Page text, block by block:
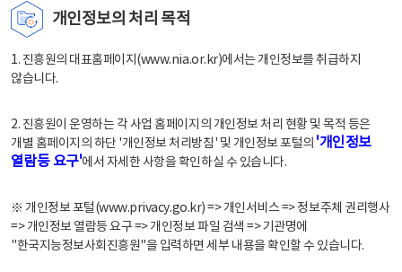
개인정보의 처리 목적
1. 진흥원의 대표홈페이지(www.nia.or.kr)에서는 개인정보를 취급하지
않습니다.
2. 진흥원이 운영하는 각 사업 홈페이지의 개인정보 처리 현황 및 목적 등은
개별 홈페이지의 하단 '개인정보 처리방침' 및 개인정보 포털의 '개인정보
열람등 요구'에서 자세한 사항을 확인하실 수 있습니다.
※ 개인정보 포털(www.privacy.go.kr) => 개인서비스 => 정보주체 권리행사
=> 개인정보 열람등 요구 => 개인정보 파일 검색 => 기관명에
"한국지능정보사회진흥원"을 입력하면 세부 내용을 확인할 수 있습니다.